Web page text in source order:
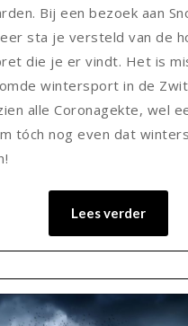
Bij een bezoek aan
sta je versteld van de
die je er vindt. Het is
wintersport in de
alle Coronagekte, wel
tóch nog even dat
Lees verder